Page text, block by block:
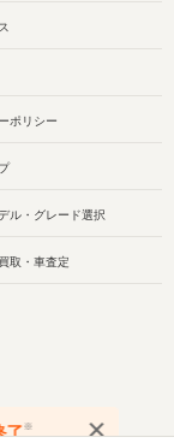
ポリシー
ル・グレード選択
取・車査定
了※